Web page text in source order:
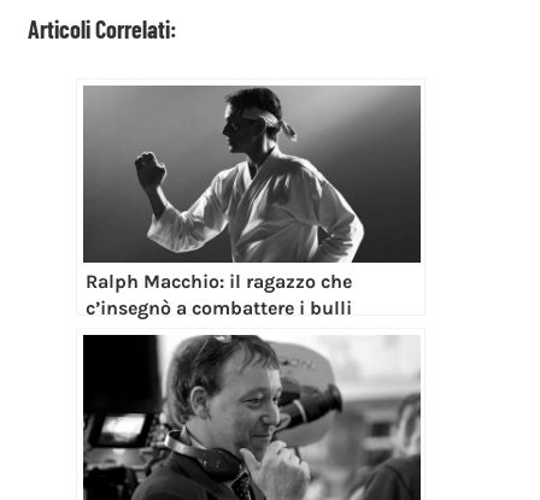
Articoli Correlati:
Ralph Macchio: il ragazzo che
c’insegnò a combattere i bulli